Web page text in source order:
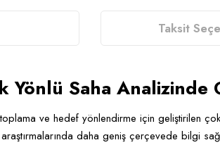
Taksit
Yönlü Saha Analizinde
ve hedef yönlendirme için geliştirilen
daha geniş çerçevede bilgi